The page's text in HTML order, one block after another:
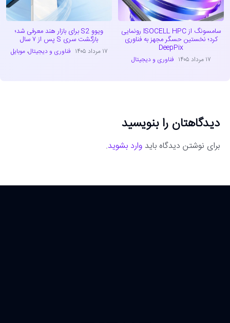
سامسونگ از ISOCELL HPC رونمایی
کرد؛ نخستین حسگر مجهز به فناوری
DeepPix
۱۷ مرداد ۱۴۰۵ فناوری و دیجیتال
ویوو S2 برای بازار هند معرفی شد؛
بازگشت سری S پس از ۷ سال
۱۷ مرداد ۱۴۰۵ فناوری و دیجیتال،موبایل
دیدگاهتان را بنویسید
برای نوشتن دیدگاه باید وارد بشوید.